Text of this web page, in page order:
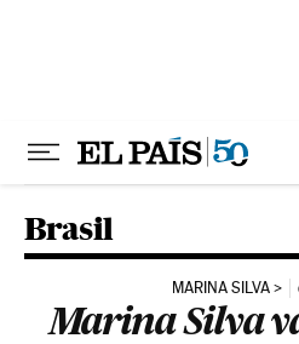
Brasil
MARINA SILVA
Marina Silva